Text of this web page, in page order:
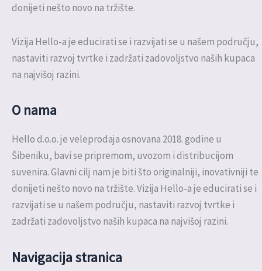
donijeti nešto novo na tržište.
Vizija Hello-a je educirati se i razvijati se u našem području,
nastaviti razvoj tvrtke i zadržati zadovoljstvo naših kupaca
na najvišoj razini.
O nama
Hello d.o.o. je veleprodaja osnovana 2018. godine u
Šibeniku, bavi se pripremom, uvozom i distribucijom
suvenira. Glavni cilj nam je biti što originalniji, inovativniji te
donijeti nešto novo na tržište. Vizija Hello-a je educirati se i
razvijati se u našem području, nastaviti razvoj tvrtke i
zadržati zadovoljstvo naših kupaca na najvišoj razini.
Navigacija stranica